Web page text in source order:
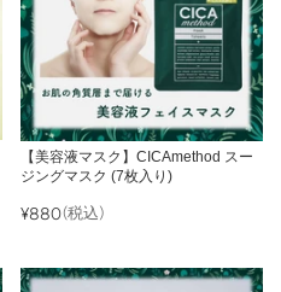
【美容液マスク】CICAmethod スー
ジングマスク (7枚入り)
¥880(税込)